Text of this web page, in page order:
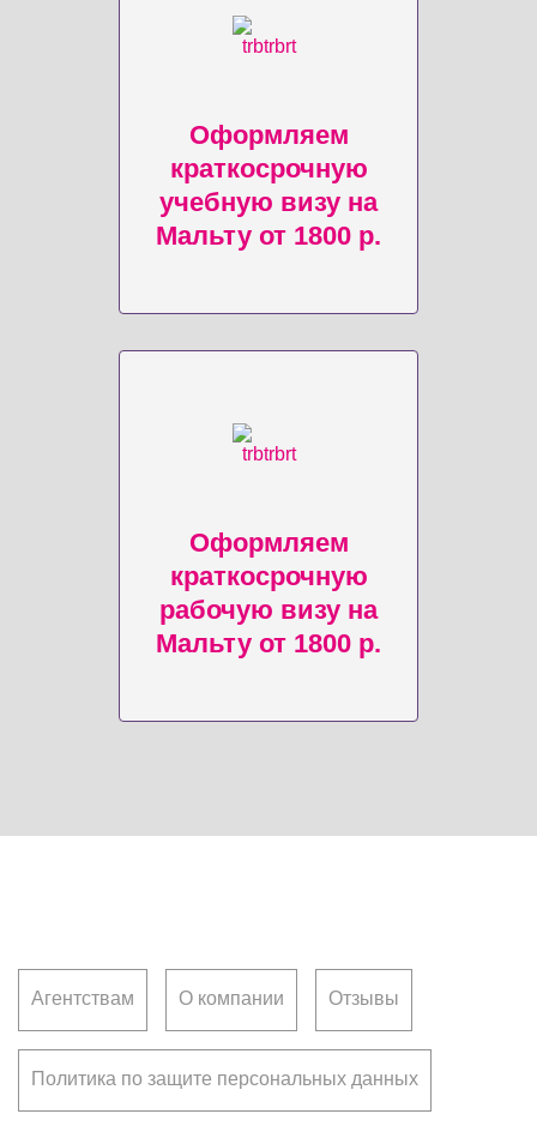
Оформляем
краткосрочную
учебную визу на
Мальту от 1800 р.
Оформляем
краткосрочную
рабочую визу на
Мальту от 1800 р.
Агентствам О компании Отзывы
Политика по защите персональных данных